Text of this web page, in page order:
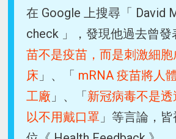
在 Google 上搜尋「 David
check 」，發現他過去曾發
苗不是疫苗，而是刺激細
床 」、「 mRNA 疫苗將人
工廠 」、「新冠病毒不是
以不用戴口罩 」等言論，